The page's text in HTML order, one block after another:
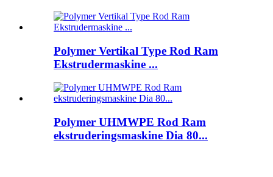
Polymer Vertikal Type Rod Ram
Ekstrudermaskine ...
Polymer UHMWPE Rod Ram
ekstruderingsmaskine Dia 80...